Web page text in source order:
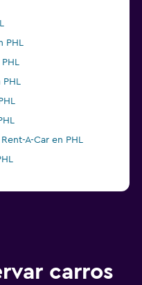
PHL
A-Car en PHL
carros